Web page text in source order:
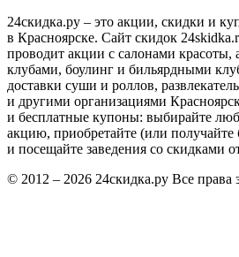
24скидка.ру – это акции, скидки и
в Красноярске. Сайт скидок
проводит акции с салонами
клубами, боулинг и бильярдными
доставки суши и роллов,
и другими организациями
и бесплатные купоны: выбирайте
акцию, приобретайте (или
и посещайте заведения со скидками
© 2012 – 2026 24скидка.ру Все